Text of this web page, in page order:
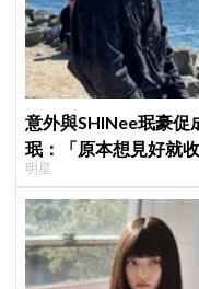
意外與SHINee珉豪促
珉：「原本想見好就收
明星